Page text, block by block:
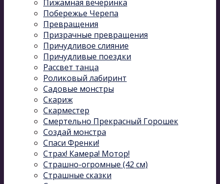
Пижамная вечеринка
Побережье Черепа
Превращения
Призрачные превращения
Причудливое слияние
Причудливые поездки
Рассвет танца
Роликовый лабиринт
Садовые монстры
Скариж
Скарместер
Смертельно Прекрасный Горошек
Создай монстра
Спаси Френки!
Страх! Камера! Мотор!
Страшно-огромные (42 см)
Страшные сказки